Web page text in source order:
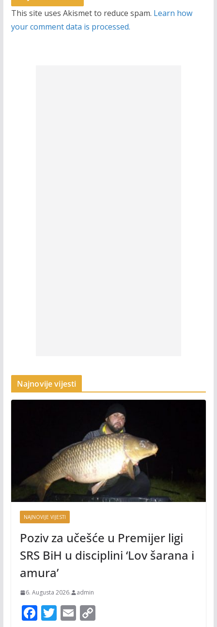
This site uses Akismet to reduce spam. Learn how
your comment data is processed.
Najnovije vijesti
NAJNOVIJE VIJESTI
Poziv za učešće u Premijer ligi
SRS BiH u disciplini ‘Lov šarana i
amura’
6. Augusta 2026. admin
F T E C